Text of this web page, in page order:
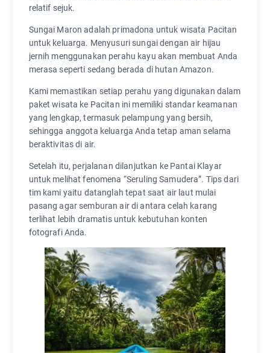
relatif sejuk.
Sungai Maron adalah primadona untuk wisata Pacitan
untuk keluarga. Menyusuri sungai dengan air hijau
jernih menggunakan perahu kayu akan membuat Anda
merasa seperti sedang berada di hutan Amazon.
Kami memastikan setiap perahu yang digunakan dalam
paket wisata ke Pacitan ini memiliki standar keamanan
yang lengkap, termasuk pelampung yang bersih,
sehingga anggota keluarga Anda tetap aman selama
beraktivitas di air.
Setelah itu, perjalanan dilanjutkan ke Pantai Klayar
untuk melihat fenomena “Seruling Samudera”. Tips dari
tim kami yaitu datanglah tepat saat air laut mulai
pasang agar semburan air di antara celah karang
terlihat lebih dramatis untuk kebutuhan konten
fotografi Anda.